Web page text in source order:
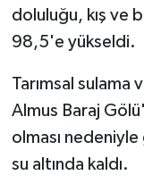
doluluğu, kış ve
98,5'e yükseldi.
Tarımsal sulama
Almus Baraj
olması nedeniyle
su altında kaldı.